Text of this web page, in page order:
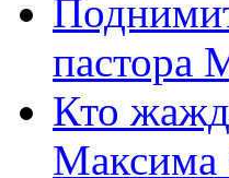
пастора
Кто
Максима